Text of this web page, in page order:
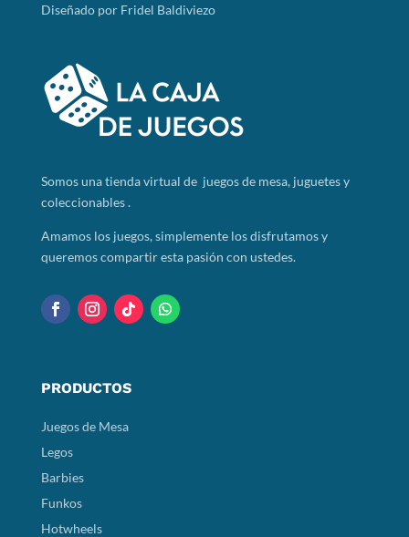
Diseñado por Fridel Baldiviezo
Somosuna tienda virtual de juegos de mesa, juguetes y
coleccionables .
Amamos los juegos, simplemente los disfrutamos y
queremos compartir esta pasión con ustedes.
PRODUCTOS
Juegos de Mesa
Legos
Barbies
Funkos
Hotwheels